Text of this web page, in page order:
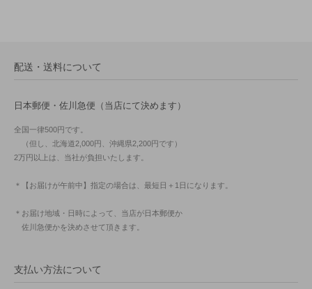
配送・送料について
日本郵便・佐川急便（当店にて決めます）
全国一律500円です。
（但し、北海道2,000円、沖縄県2,200円です）
2万円以上は、当社が負担いたします。
＊【お届けが午前中】指定の場合は、最短日＋1日になります。
＊お届け地域・日時によって、当店が日本郵便か
佐川急便かを決めさせて頂きます。
支払い方法について